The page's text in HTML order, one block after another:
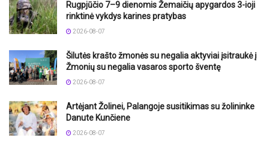
Rugpjūčio 7–9 dienomis Žemaičių apygardos 3-ioji
rinktinė vykdys karines pratybas
2026-08-07
Šilutės krašto žmonės su negalia aktyviai įsitraukė į
Žmonių su negalia vasaros sporto šventę
2026-08-07
Artėjant Žolinei, Palangoje susitikimas su žolininke
Danute Kunčiene
2026-08-07